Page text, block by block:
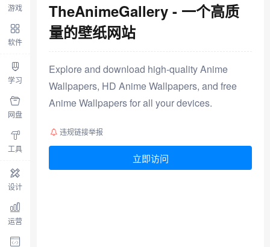
游戏
软件
学习
网盘
工具
设计
运营
TheAnimeGallery - 一个高质
量的壁纸网站
Explore and download high-quality Anime
Wallpapers, HD Anime Wallpapers, and free
Anime Wallpapers for all your devices.
违规链接举报
立即访问